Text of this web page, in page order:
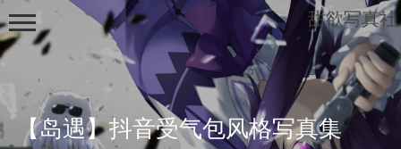
【岛遇】抖音受气包风格写真集
甜欲写真社